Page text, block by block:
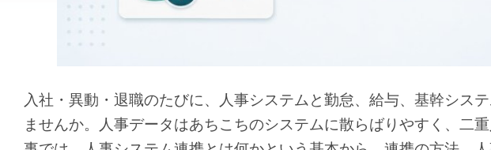
入社・異動・退職のたびに、人事システムと勤怠、給与、基幹シス
ませんか。人事データはあちこちのシステムに散らばりやすく、二